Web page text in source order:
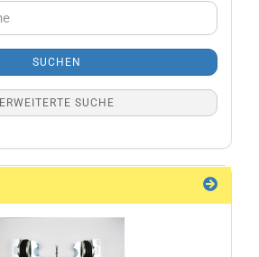
SUCHEN
ERWEITERTE SUCHE